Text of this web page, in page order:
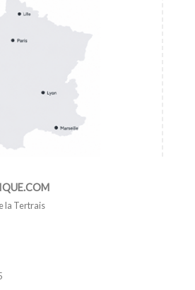
la Tertrais